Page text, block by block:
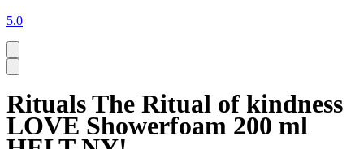
5.0
Rituals The Ritual of kindness
LOVE Showerfoam 200 ml